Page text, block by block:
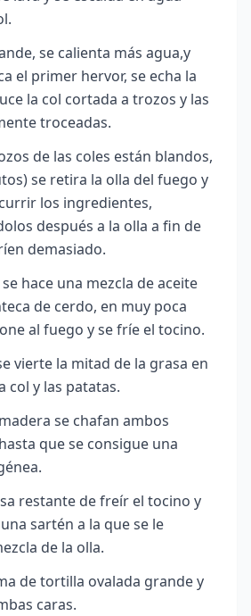
se calienta más agua,y
el primer hervor, se echa la
la col cortada a trozos y las
troceadas.
de las coles están blandos,
se retira la olla del fuego y
los ingredientes,
después a la olla a fin de
demasiado.
hace una mezcla de aceite
de cerdo, en muy poca
al fuego y se fríe el tocino.
vierte la mitad de la grasa en
col y las patatas.
se chafan ambos
que se consigue una
restante de freír el tocino y
sartén a la que se le
de la olla.
de tortilla ovalada grande y
caras.